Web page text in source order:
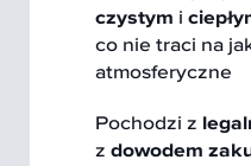
czystym i
co nie traci na
atmosferyczne
Pochodzi z
z dowodem